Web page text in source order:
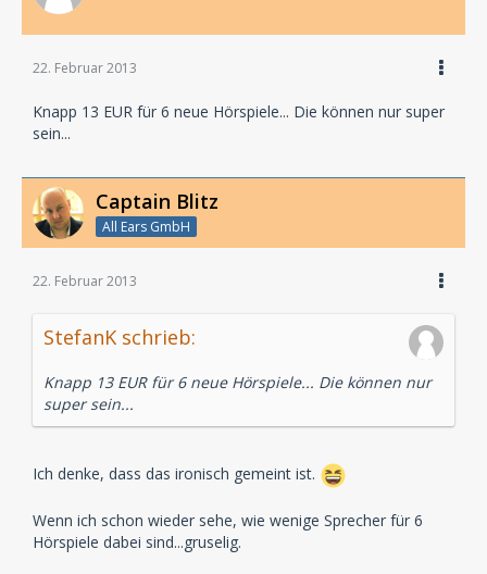
22. Februar 2013
Knapp 13 EUR für 6 neue Hörspiele... Die können nur super
sein...
Captain Blitz
All Ears GmbH
22. Februar 2013
StefanK schrieb:
Knapp 13 EUR für 6 neue Hörspiele... Die können nur
super sein...
Ich denke, dass das ironisch gemeint ist.
Wenn ich schon wieder sehe, wie wenige Sprecher für 6
Hörspiele dabei sind...gruselig.